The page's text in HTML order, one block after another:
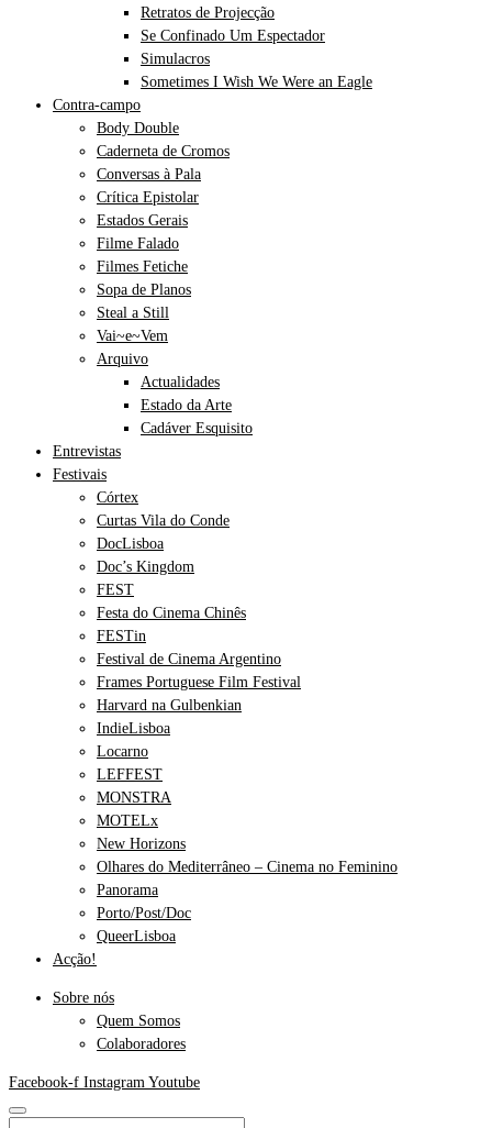
Retratos de Projecção
Se Confinado Um Espectador
Simulacros
Sometimes I Wish We Were an Eagle
Contra-campo
Body Double
Caderneta de Cromos
Conversas à Pala
Crítica Epistolar
Estados Gerais
Filme Falado
Filmes Fetiche
Sopa de Planos
Steal a Still
Vai~e~Vem
Arquivo
Actualidades
Estado da Arte
Cadáver Esquisito
Entrevistas
Festivais
Córtex
Curtas Vila do Conde
DocLisboa
Doc’s Kingdom
FEST
Festa do Cinema Chinês
FESTin
Festival de Cinema Argentino
Frames Portuguese Film Festival
Harvard na Gulbenkian
IndieLisboa
Locarno
LEFFEST
MONSTRA
MOTELx
New Horizons
Olhares do Mediterrâneo – Cinema no Feminino
Panorama
Porto/Post/Doc
QueerLisboa
Acção!
Sobre nós
Quem Somos
Colaboradores
Facebook-f Instagram Youtube